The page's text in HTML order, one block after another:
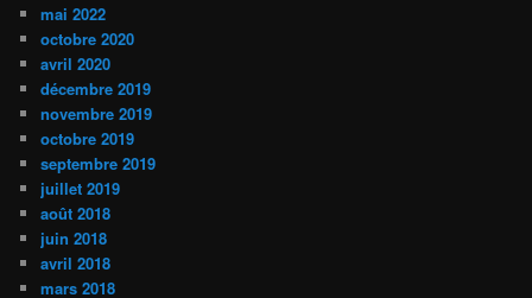
mai 2022
octobre 2020
avril 2020
décembre 2019
novembre 2019
octobre 2019
septembre 2019
juillet 2019
août 2018
juin 2018
avril 2018
mars 2018